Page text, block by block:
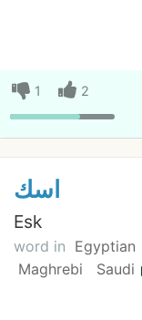
1
2
اسك
Esk
word in Egyptian
Maghrebi
Saudi